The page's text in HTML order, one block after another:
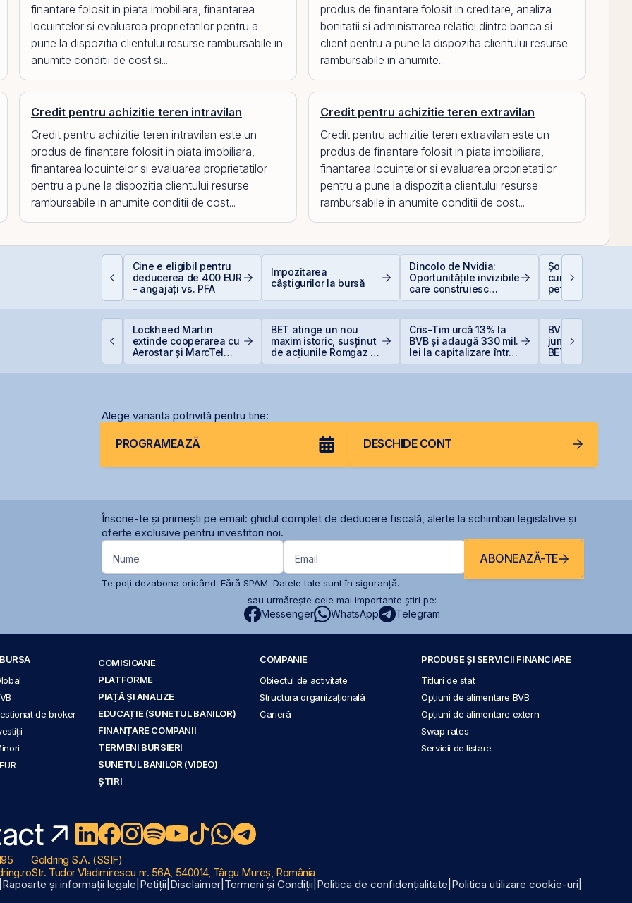
finantare folosit in piata imobiliara, finantarea
locuintelor si evaluarea proprietatilor pentru a
pune la dispozitia clientului resurse rambursabile in
anumite conditii de cost si...
produs de finantare folosit in creditare, analiza
bonitatii si administrarea relatiei dintre banca si
client pentru a pune la dispozitia clientului resurse
rambursabile in anumite...
Credit pentru achizitie teren intravilan
Credit pentru achizitie teren intravilan este un
produs de finantare folosit in piata imobiliara,
finantarea locuintelor si evaluarea proprietatilor
pentru a pune la dispozitia clientului resurse
rambursabile in anumite conditii de cost...
Credit pentru achizitie teren extravilan
Credit pentru achizitie teren extravilan este un
produs de finantare folosit in piata imobiliara,
finantarea locuintelor si evaluarea proprietatilor
pentru a pune la dispozitia clientului resurse
rambursabile in anumite conditii de cost...
Cine e eligibil pentru
deducerea de 400 EUR
- angajați vs. PFA
Impozitarea
câștigurilor la bursă
Dincolo de Nvidia:
Oportunitățile invizibile
care construiesc
viitorul AI
Șocurile
cum afectează
petrolului Bursa
Valori București
Lockheed Martin
extinde cooperarea cu
Aerostar și MarcTel
BET atinge un nou
maxim istoric, susținut
de acțiunile Romgaz și
Cris-Tim urcă 13% la
BVB și adaugă 330 mil.
lei la capitalizare într-o
BVB încheie
jumătate din
BET +33% și
capitalizare
Alege varianta potrivită pentru tine:
PROGRAMEAZĂ DESCHIDE CONT
Înscrie-te și primești pe email: ghidul complet de deducere fiscală, alerte la schimbari legislative și
oferte exclusive pentru investitori noi.
Nume Email ABONEAZĂ-TE
Te poți dezabona oricând. Fără SPAM. Datele tale sunt în siguranță.
sau urmărește cele mai importante știri pe:
Messenger WhatsApp Telegram
de broker
COMISIOANE
PLATFORME
PIAȚĂ ȘI ANALIZE
EDUCAȚIE (SUNETUL BANILOR)
FINANȚARE COMPANII
TERMENI BURSIERI
SUNETUL BANILOR (VIDEO)
ȘTIRI
COMPANIE
Obiectul de activitate
Structura organizațională
Carieră
PRODUSE ȘI SERVICII FINANCIARE
Titluri de stat
Opțiuni de alimentare BVB
Opțiuni de alimentare extern
Swap rates
Servicii de listare
Goldring S.A. (SSIF)
Str. Tudor Vladimirescu nr. 56A, 540014, Târgu Mureș, România
Rapoarte și informații legale Petiții Disclaimer Termeni și Condiții Politica de confidențialitate Politica utilizare cookie-uri